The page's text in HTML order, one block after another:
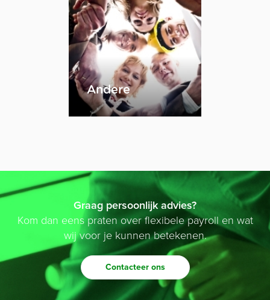
Andere
Graag persoonlijk advies?
Kom dan eens praten over flexibele payroll en wat
wij voor je kunnen betekenen.
Contacteer ons